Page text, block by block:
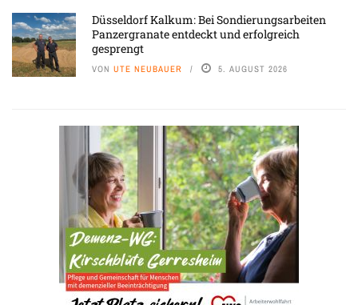
Düsseldorf Kalkum: Bei Sondierungsarbeiten
Panzergranate entdeckt und erfolgreich
gesprengt
VON UTE NEUBAUER 5. AUGUST 2026